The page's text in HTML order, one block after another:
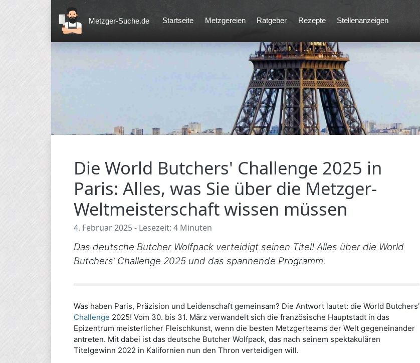
Metzger-Suche.de Startseite Metzgereien Ratgeber Rezepte Stellenanzeigen
Die World Butchers' Challenge 2025 in
Paris: Alles, was Sie über die Metzger-
Weltmeisterschaft wissen müssen
4. Februar 2025 - Lesezeit: 4 Minuten
Das deutsche Butcher Wolfpack verteidigt seinen Titel! Alles über die World
Butchers’ Challenge 2025 und das spannende Programm.
Was haben Paris, Präzision und Leidenschaft gemeinsam? Die Antwort lautet: die World Butchers'
Challenge 2025! Vom 30. bis 31. März verwandelt sich die französische Hauptstadt in das
Epizentrum meisterlicher Fleischkunst, wenn die besten Metzgerteams der Welt gegeneinander
antreten. Mit dabei ist das deutsche Butcher Wolfpack, das nach seinem spektakulären
Titelgewinn 2022 in Kalifornien nun den Thron verteidigen will.